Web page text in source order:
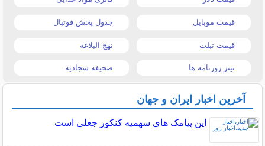
قیمت موبایل جدول پخش فوتبال
قیمت تبلت نهج البلاغه
تیتر روزنامه ها صحیفه سجادیه
آخرین اخبار ایران و جهان
این پیامک های سهمیه کنکور جعلی است